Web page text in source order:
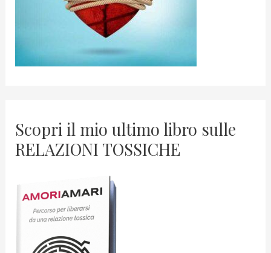
Scopri il mio ultimo libro sulle
RELAZIONI TOSSICHE